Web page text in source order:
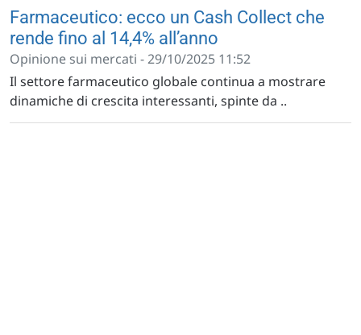
Farmaceutico: ecco un Cash Collect che
rende fino al 14,4% all’anno
Opinione sui mercati - 29/10/2025 11:52
Il settore farmaceutico globale continua a mostrare
dinamiche di crescita interessanti, spinte da ..